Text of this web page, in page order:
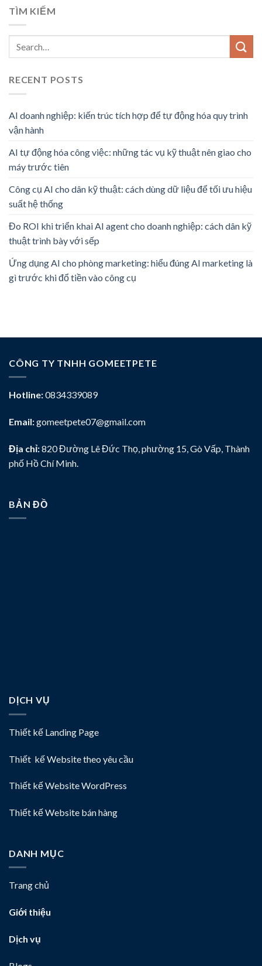
TÌM KIẾM
RECENT POSTS
AI doanh nghiệp: kiến trúc tích hợp để tự động hóa quy trình
vận hành
AI tự động hóa công việc: những tác vụ kỹ thuật nên giao cho
máy trước tiên
Công cụ AI cho dân kỹ thuật: cách dùng dữ liệu để tối ưu hiệu
suất hệ thống
Đo ROI khi triển khai AI agent cho doanh nghiệp: cách dân kỹ
thuật trình bày với sếp
Ứng dụng AI cho phòng marketing: hiểu đúng AI marketing là
gì trước khi đổ tiền vào công cụ
CÔNG TY TNHH GOMEETPETE
Hotline:0834339089
Email:gomeetpete07@gmail.com
Địa chỉ:820 Đường Lê Đức Thọ, phường 15, Gò Vấp, Thành
phố Hồ Chí Minh.
BẢN ĐỒ
DỊCH VỤ
Thiết kế Landing Page
Thiết kế Website theo yêu cầu
Thiết kế Website WordPress
Thiết kế Website bán hàng
DANH MỤC
Trang chủ
Giới thiệu
Dịch vụ